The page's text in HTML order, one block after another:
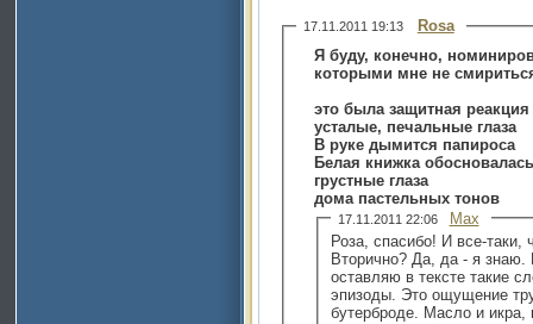
17.11.2011 19:13
Rosa
Я буду, конечно,
которыми мне не
это была защитная реакция
усталые, печальные глаза
В руке дымится папироса
Белая книжка
грустные глаза
дома пастельных тонов
17.11.2011 22:06
Max
Роза, спасибо! И все-
Вторично? Да, да - я знаю.
оставляю в тексте такие
эпизоды. Это ощущение
бутерброде. Масло и икра,